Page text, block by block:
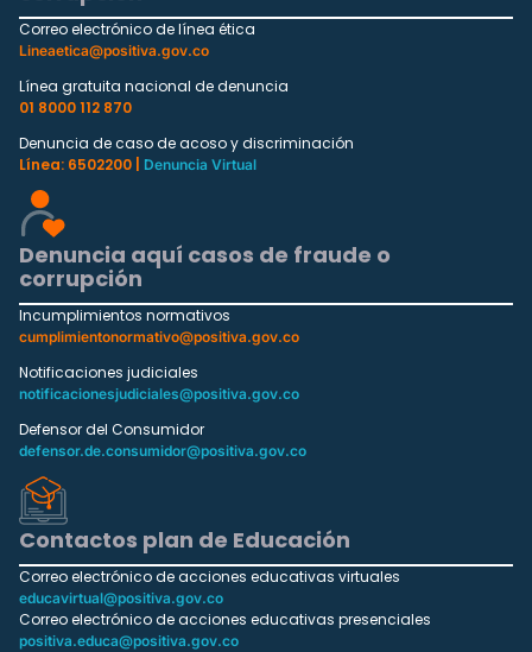
Correo electrónico de línea ética
Lineaetica@positiva.gov.co
Línea gratuita nacional de denuncia
01 8000 112 870
Denuncia de caso de acoso y discriminación
Línea: 6502200 |
Denuncia Virtual
Denuncia aquí casos de fraude o
corrupción
Incumplimientos normativos
cumplimientonormativo@positiva.gov.co
Notificaciones judiciales
notificacionesjudiciales@positiva.gov.co
Defensor del Consumidor
defensor.de.consumidor@positiva.gov.co
Contactos plan de Educación
Correo electrónico de acciones educativas virtuales
educavirtual@positiva.gov.co
Correo electrónico de acciones educativas presenciales
positiva.educa@positiva.gov.co